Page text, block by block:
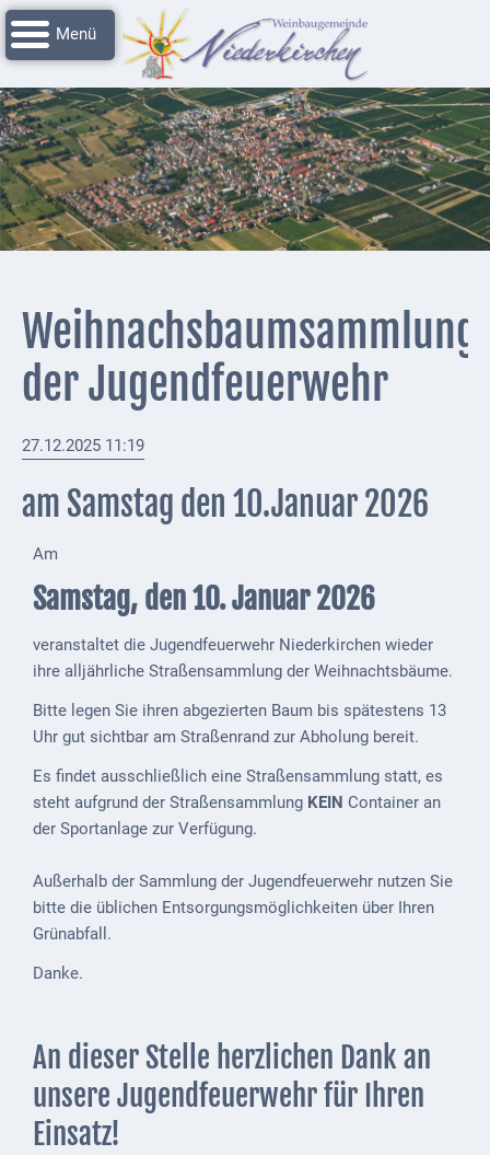
Navigation
überspringen
Startseite
Grussworte
Rathaus
Unser
Niederkirchen
Impressionen
Nachrichtenarchiv
Verbandsgemeinde
Deidesheim
Polizei +
Externe
Behörden
Gottesdienste
Infrastruktur
und
Baumaßnahmen
Abfallentsorgung
Energieversorgung
Breitbandausbau/
Telekommunikation
Post
und
Abwasser
Defibrillatoren
Weihnachsbaumsammlung
der Jugendfeuerwehr
27.12.2025 11:19
am Samstag den 10.Januar 2026
Am
Samstag, den 10. Januar 2026
veranstaltet die Jugendfeuerwehr Niederkirchen wieder
ihre alljährliche Straßensammlung der Weihnachtsbäume.
Bitte legen Sie ihren abgezierten Baum bis spätestens 13
Uhr gut sichtbar am Straßenrand zur Abholung bereit.
Es findet ausschließlich eine Straßensammlung statt, es
steht aufgrund der Straßensammlung KEIN Container an
der Sportanlage zur Verfügung.
Außerhalb der Sammlung der Jugendfeuerwehr nutzen Sie
bitte die üblichen Entsorgungsmöglichkeiten über Ihren
Grünabfall.
Danke.
An dieser Stelle herzlichen Dank an
unsere Jugendfeuerwehr für Ihren
Einsatz!